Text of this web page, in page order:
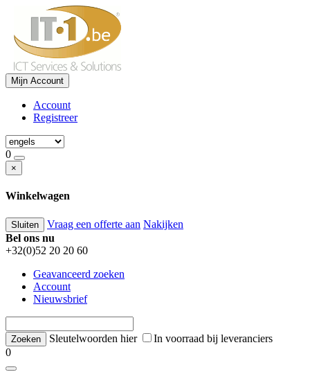
Mijn Account
Account
Registreer
0
×
Winkelwagen
Sluiten Vraag een offerte aan Nakijken
Bel ons nu
+32(0)52 20 20 60
Geavanceerd zoeken
Account
Nieuwsbrief
Sleutelwoorden hier
In voorraad bij leveranciers
0